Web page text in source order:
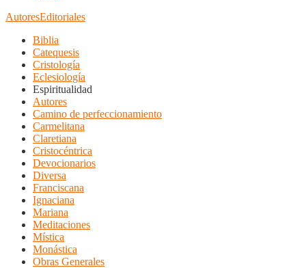
AutoresEditoriales
Biblia
Catequesis
Cristología
Eclesiología
Espiritualidad
Autores
Camino de perfeccionamiento
Carmelitana
Claretiana
Cristocéntrica
Devocionarios
Diversa
Franciscana
Ignaciana
Mariana
Meditaciones
Mística
Monástica
Obras Generales